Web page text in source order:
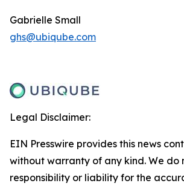
Gabrielle Small
ghs@ubiqube.com
Legal Disclaimer:
EIN Presswire provides this news
without warranty of any kind. We do
responsibility or liability for the